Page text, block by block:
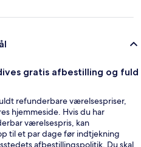
gratis afbestilling og fuld
refunderbare værelsespriser,
hjemmeside. Hvis du har
værelsespris, kan
til et par dage før indtjekning
afbestillingspolitik. Du skal